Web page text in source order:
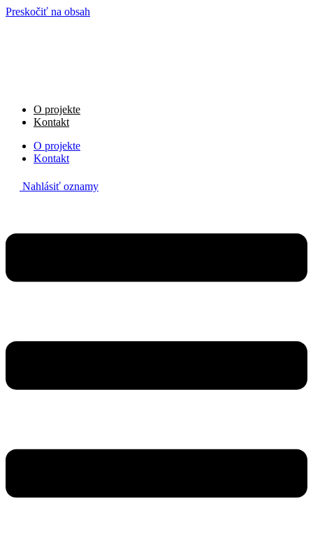
Preskočiť na obsah
O projekte
Kontakt
O projekte
Kontakt
Nahlásiť oznamy